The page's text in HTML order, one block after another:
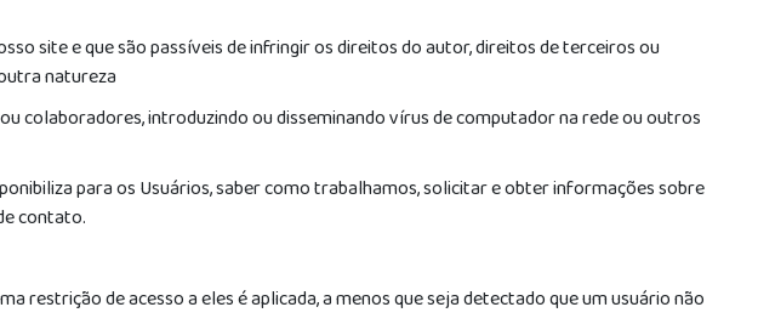
site e que são passíveis de infringir os direitos do autor, direitos de terceiros ou
natureza
colaboradores, introduzindo ou disseminando vírus de computador na rede ou outros
para os Usuários, saber como trabalhamos, solicitar e obter informações sobre
contato.
restrição de acesso a eles é aplicada, a menos que seja detectado que um usuário não